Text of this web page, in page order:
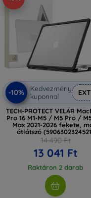
-10%
Kedvezmény
kuponnal
TECH-PROTECT VELAR
Pro 16 M1-M5 / M5 Pro /
Max 2021-2026 fekete,
átlátszó
14 490 Ft
13 041 Ft
Raktáron 2 darab